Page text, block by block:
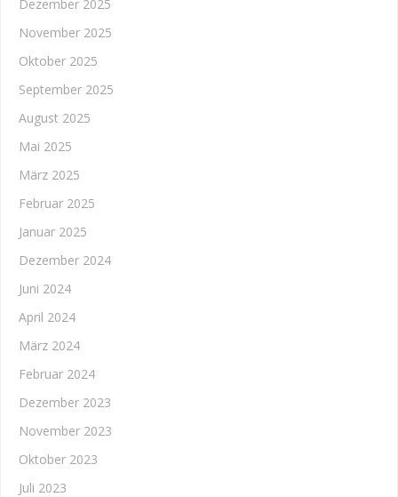
Dezember 2025
November 2025
Oktober 2025
September 2025
August 2025
Mai 2025
März 2025
Februar 2025
Januar 2025
Dezember 2024
Juni 2024
April 2024
März 2024
Februar 2024
Dezember 2023
November 2023
Oktober 2023
Juli 2023